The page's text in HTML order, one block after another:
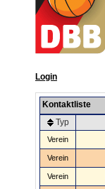
Login
Kontaktliste
Typ
Verein
Verein
Verein